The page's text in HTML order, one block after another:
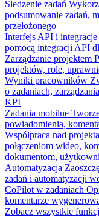
Śledzenie zadań
podsumowanie zadań,
przełożonego
Interfejs API i integracje
pomocą integracji API
Zarządzanie projektem
projektów, role,
Wyniki pracowników
o zadaniach,
KPI
Zadania mobilne
powiadomienia,
Współpraca nad
połączeniom wideo,
dokumentom,
Automatyzacja
zadań i automatyzacji
CoPilot w zadaniach
komentarze
Zobacz wszystkie